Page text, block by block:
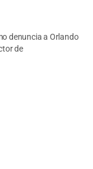
denuncia a Orlando
de